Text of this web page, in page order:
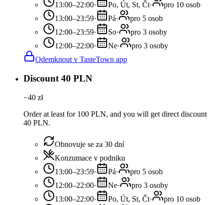
13:00–22:00· Po, Út, St, Čt·
pro 10 osob
13:00–23:59· Pá·
pro 5 osob
12:00–23:59· So·
pro 3 osoby
12:00–22:00· Ne·
pro 3 osoby
Odemknout v TasteTown app
Discount 40 PLN
−40 zł
Order at least for 100 PLN, and you will get direct discount
40 PLN.
Obnovuje se za 30 dní
Konzumace v podniku
13:00–23:59· Pá·
pro 5 osob
12:00–22:00· Ne·
pro 3 osoby
13:00–22:00· Po, Út, St, Čt·
pro 10 osob